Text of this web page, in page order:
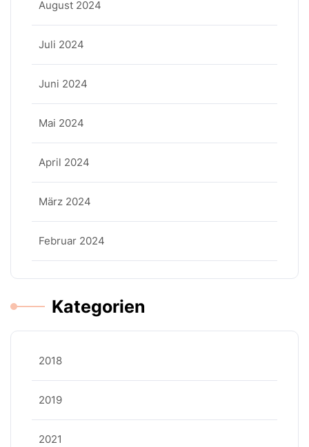
August 2024
Juli 2024
Juni 2024
Mai 2024
April 2024
März 2024
Februar 2024
Kategorien
2018
2019
2021